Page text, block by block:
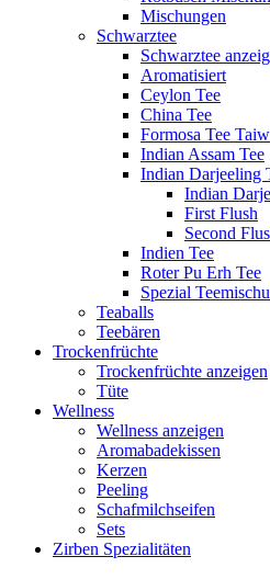
Mischungen
Schwarztee
Schwarztee
Aromatisiert
Ceylon Tee
China Tee
Formosa Tee
Indian Assam Tee
Indian Darjeeling
Indian
First Flush
Second
Indien Tee
Roter Pu Erh Tee
Spezial
Teaballs
Teebären
Trockenfrüchte
Trockenfrüchte anzeigen
Tüte
Wellness
Wellness anzeigen
Aromabadekissen
Kerzen
Peeling
Schafmilchseifen
Sets
Zirben Spezialitäten